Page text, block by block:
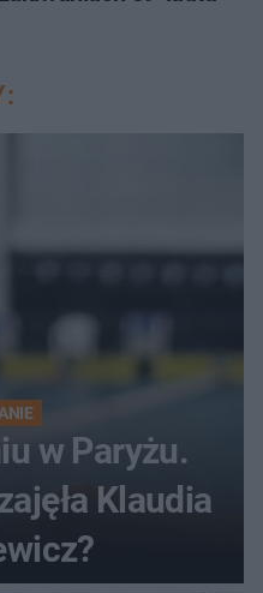
w Paryżu.
Klaudia